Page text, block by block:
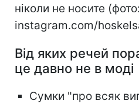
ніколи не носите (фото:
instagram.com/
Від яких речей
це давно не в моді
Сумки "про всяк